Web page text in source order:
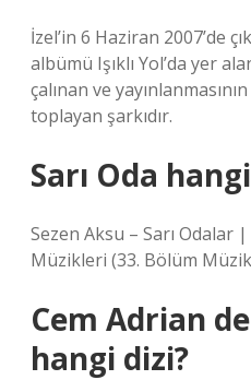
İzel’in 6 Haziran 2007’de
albümü Işıklı Yol’da yer
çalınan ve
toplayan şarkıdır.
Sarı Oda
Sezen Aksu – Sarı Odalar
Müzikleri (33. Bölüm
Cem Adrian
hangi dizi?